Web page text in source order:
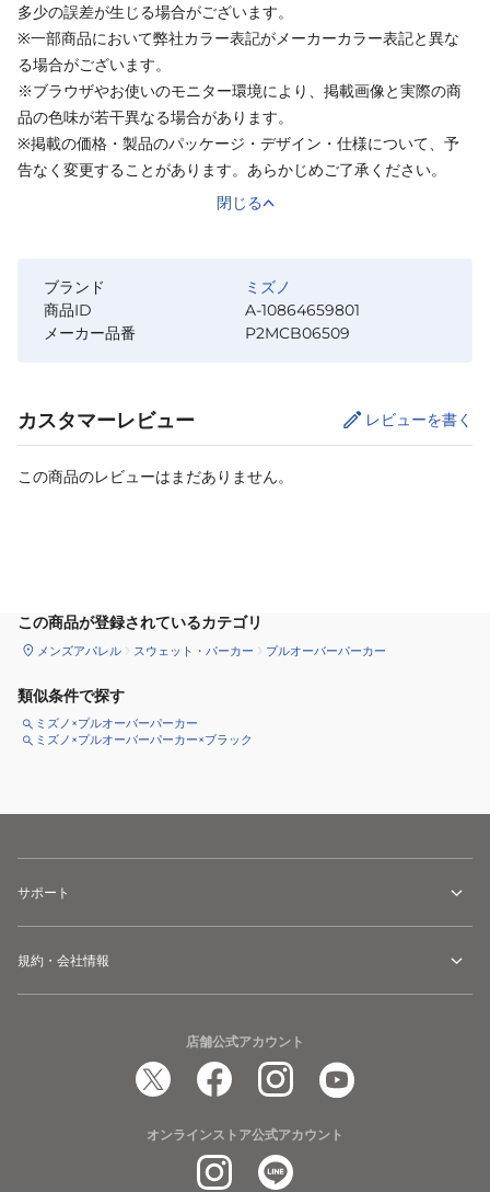
多少の誤差が生じる場合がございます。
※一部商品において弊社カラー表記がメーカーカラー表記と異な
る場合がございます。
※ブラウザやお使いのモニター環境により、掲載画像と実際の商
品の色味が若干異なる場合があります。
※掲載の価格・製品のパッケージ・デザイン・仕様について、予
告なく変更することがあります。あらかじめご了承ください。
閉じる
ブランド
ミズノ
商品ID
A-10864659801
メーカー品番
P2MCB06509
カスタマーレビュー レビューを書く
この商品のレビューはまだありません。
この商品が登録されているカテゴリ
メンズアパレル スウェット・パーカー プルオーバーパーカー
類似条件で探す
ミズノ×プルオーバーパーカー
ミズノ×プルオーバーパーカー×ブラック
サポート
規約・会社情報
店舗公式アカウント
オンラインストア公式アカウント